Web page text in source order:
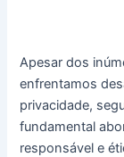
Apesar dos
enfrentamos
privacidade,
fundamental
responsável e